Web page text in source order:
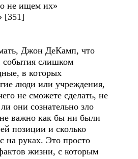
не ищем их»
[351]
Джон ДеКамп, что
события слишком
в которых
люди или учреждения,
не сможете сделать, не
они сознательно зло
важно как бы ни были
позиции и сколько
на руках. Это просто
жизни, с которым